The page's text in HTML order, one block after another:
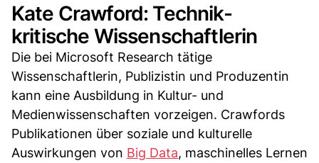
Kate Crawford: Technik-
kritische Wissenschaftlerin
Die bei Microsoft Research tätige
Wissenschaftlerin, Publizistin und Produzentin
kann eine Ausbildung in Kultur- und
Medienwissenschaften vorzeigen. Crawfords
Publikationen über soziale und kulturelle
Auswirkungen von Big Data, maschinelles Lernen